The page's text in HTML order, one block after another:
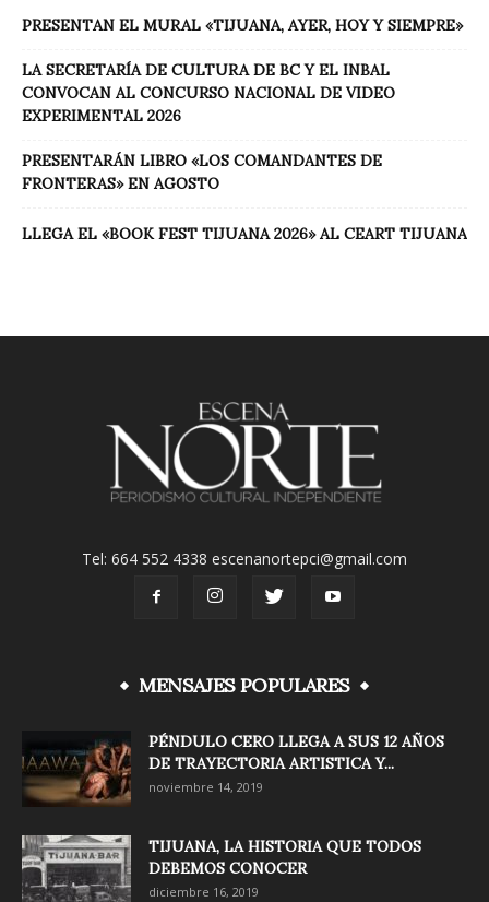
PRESENTAN EL MURAL «TIJUANA, AYER, HOY Y SIEMPRE»
LA SECRETARÍA DE CULTURA DE BC Y EL INBAL
CONVOCAN AL CONCURSO NACIONAL DE VIDEO
EXPERIMENTAL 2026
PRESENTARÁN LIBRO «LOS COMANDANTES DE
FRONTERAS» EN AGOSTO
LLEGA EL «BOOK FEST TIJUANA 2026» AL CEART TIJUANA
Tel: 664 552 4338 escenanortepci@gmail.com
MENSAJES POPULARES
PÉNDULO CERO LLEGA A SUS 12 AÑOS
DE TRAYECTORIA ARTISTICA Y...
noviembre 14, 2019
TIJUANA, LA HISTORIA QUE TODOS
DEBEMOS CONOCER
diciembre 16, 2019